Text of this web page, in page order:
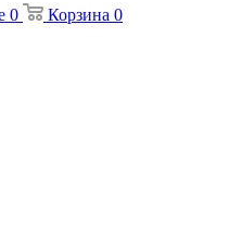
0 Корзина 0